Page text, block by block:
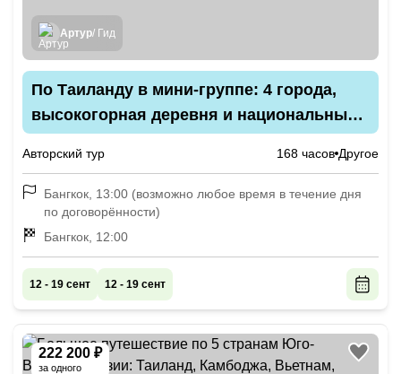
Артур/ Гид
По Таиланду в мини-группе: 4 города,
высокогорная деревня и национальный
Авторский тур 168 часов Другое
Бангкок, 13:00 (возможно любое время в течение дня
по договорённости)
Бангкок, 12:00
12 - 19 сент 12 - 19 сент
222 200 ₽
за одного